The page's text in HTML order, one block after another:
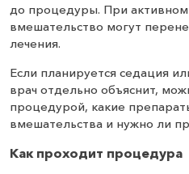
до процедуры. При
вмешательство могут
лечения.
Если планируется седация
врач отдельно объяснит,
процедурой, какие
вмешательства и нужно ли
Как проходит процедура